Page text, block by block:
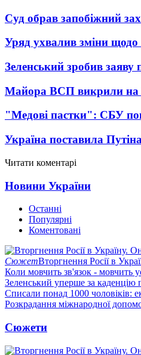
Суд обрав запобіжний
Уряд ухвалив зміни щодо
Зеленський зробив заяву
Майора ВСП викрили на
"Медові пастки": СБУ
Україна поставила
Читати коментарі
Новини України
Останні
Популярні
Коментовані
СюжетВторгнення Росії в
Коли мовчить зв'язок - мовчить
Зеленський уперше за каденцію
Списали понад 1000 чоловіків:
Розкрадання міжнародної
Сюжети